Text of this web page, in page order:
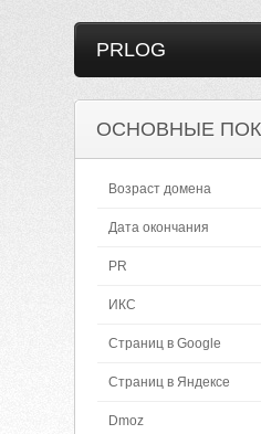
PRLOG
ОСНОВНЫЕ
Возраст домена
Дата окончания
PR
ИКС
Страниц в Google
Страниц в Яндексе
Dmoz